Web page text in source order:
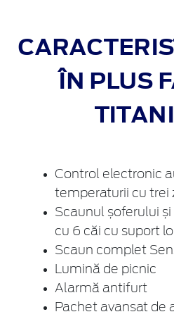
ÎN PLUS
Control electronic
temperaturii cu trei
Scaunul șoferului
cu 6 căi cu suport
Scaun complet
Lumină de picnic
Alarmă antifurt
Pachet avansat de